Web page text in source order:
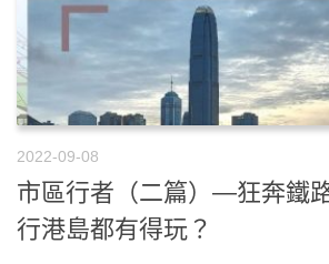
2022-09-08
市區行者（二篇）—狂奔鐵
行港島都有得玩？